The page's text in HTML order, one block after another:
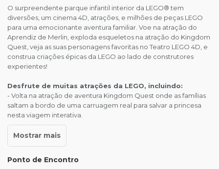
O surpreendente parque infantil interior da LEGO® tem
diversões, um cinema 4D, atrações, e milhões de peças LEGO
para uma emocionante aventura familiar. Voe na atração do
Aprendiz de Merlin, exploda esqueletos na atração do Kingdom
Quest, veja as suas personagens favoritas no Teatro LEGO 4D, e
construa criações épicas da LEGO ao lado de construtores
experientes!
Desfrute de muitas atrações da LEGO, incluindo:
- Volta na atração de aventura Kingdom Quest onde as famílias
saltam a bordo de uma carruagem real para salvar a princesa
nesta viagem interativa.
Ponto de Encontro